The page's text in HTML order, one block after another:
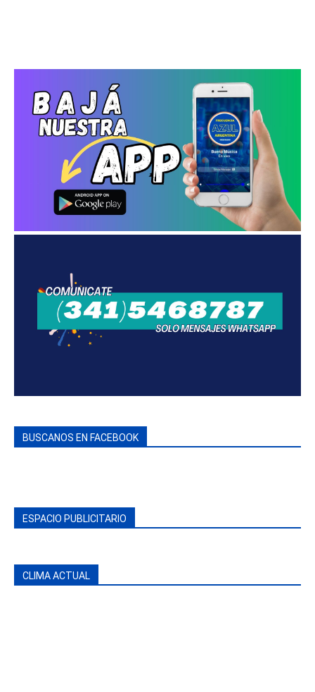
BUSCANOS EN FACEBOOK
ESPACIO PUBLICITARIO
CLIMA ACTUAL